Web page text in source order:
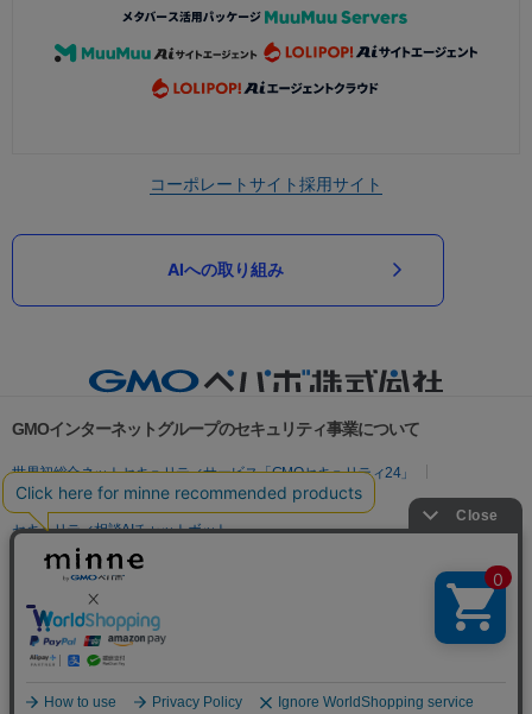
コーポレートサイト採用サイト
AIへの取り組み
GMOインターネットグループのセキュリティ事業について
世界初総合ネットセキュリティサービス「GMOセキュリティ24」
パスワード漏洩診断
Webサイトリスク診断
セキュリティ相談AIチャットボット
実在証明・盗聴対策
サイバー攻撃対策（GMO Flatt Security）
セキュリティ事業の軌跡